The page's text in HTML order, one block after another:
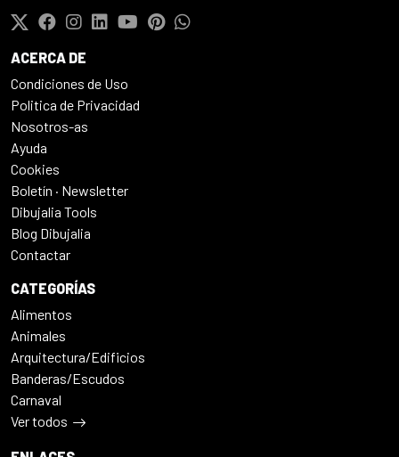
ACERCA DE
Condiciones de Uso
Politica de Privacidad
Nosotros-as
Ayuda
Cookies
Boletín · Newsletter
Dibujalia Tools
Blog Dibujalia
Contactar
CATEGORÍAS
Alimentos
Animales
Arquitectura/Edificios
Banderas/Escudos
Carnaval
Ver todos